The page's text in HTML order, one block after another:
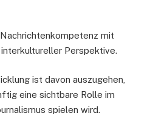
mit
Perspektive.
ist davon auszugehen,
eine sichtbare Rolle im
spielen wird.